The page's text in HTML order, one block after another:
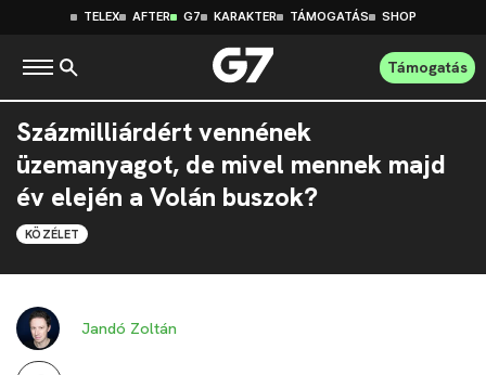
TELEX AFTER G7 KARAKTER TÁMOGATÁS SHOP
Támogatás
Százmilliárdért vennének
üzemanyagot, de mivel mennek majd
év elején a Volán buszok?
KÖZÉLET
Jandó Zoltán